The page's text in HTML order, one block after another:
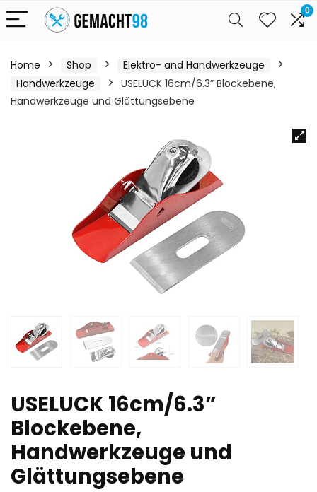
0
Home Shop
Elektro- and Handwerkzeuge
Handwerkzeuge
USELUCK 16cm/6.3” Blockebene,
Handwerkzeuge und Glättungsebene
USELUCK 16cm/6.3”
Blockebene,
Handwerkzeuge und
Glättungsebene